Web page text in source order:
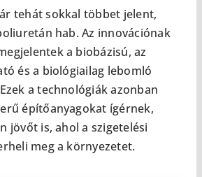
tehát sokkal többet jelent,
hab. Az innovációnak
a biobázisú, az
és a biológiailag lebomló
a technológiák azonban
építőanyagokat ígérnek,
jövőt is, ahol a szigetelési
meg a környezetet.